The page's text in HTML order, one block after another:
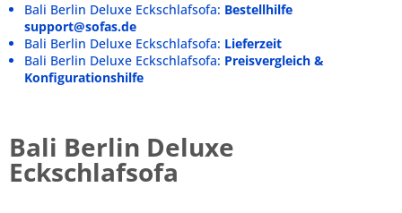
Bali Berlin Deluxe Eckschlafsofa: Bestellhilfe
support@sofas.de
Bali Berlin Deluxe Eckschlafsofa: Lieferzeit
Bali Berlin Deluxe Eckschlafsofa: Preisvergleich &
Konfigurationshilfe
Bali Berlin Deluxe
Eckschlafsofa